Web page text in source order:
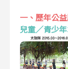
一、歷年公
兒童／青少